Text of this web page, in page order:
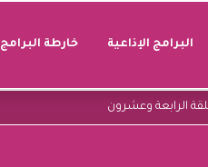
البرامج الإذاعية خارطة البرامج
الرابعة وعشرون